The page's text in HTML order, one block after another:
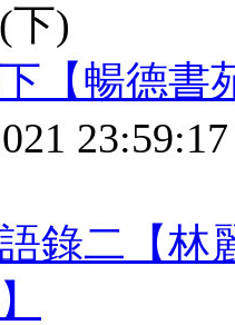
下)
【暢德書
23:59:17
錄二【林